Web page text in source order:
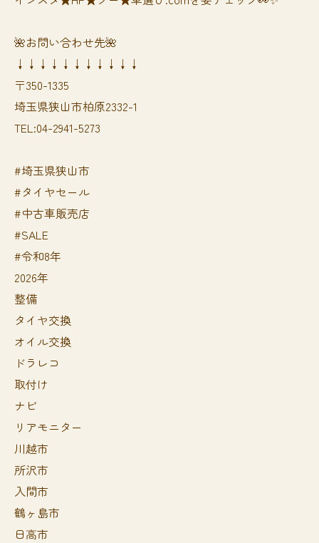
🌺お問い合わせ先🌺
↓↓↓↓↓↓↓↓↓↓↓
〒350-1335
埼玉県狭山市柏原2332-1
TEL:04-2941-5273
#埼玉県狭山市
#タイヤセール
#中古車販売店
#SALE
#令和8年
2026年
整備
タイヤ交換
オイル交換
ドラレコ
取付け
ナビ
リアモニター
川越市
所沢市
入間市
鶴ヶ島市
日高市